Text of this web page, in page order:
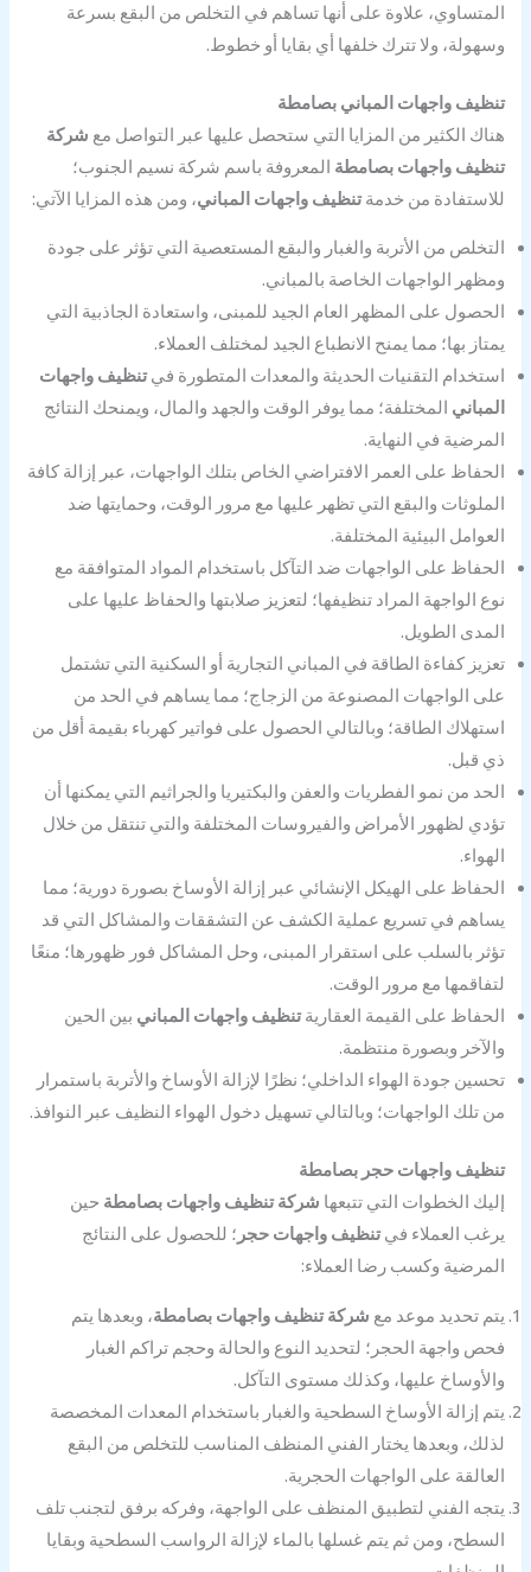
المتساوي، علاوة على أنها تساهم في التخلص من البقع بسرعة
وسهولة، ولا تترك خلفها أي بقايا أو خطوط.
تنظيف واجهات المباني بصامطة
هناك الكثير من المزايا التي ستحصل عليها عبر التواصل مع شركة
تنظيف واجهات بصامطة المعروفة باسم شركة نسيم الجنوب؛
للاستفادة من خدمةتنظيف واجهات المباني، ومن هذه المزايا الآتي:
التخلص من الأتربة والغبار والبقع المستعصية التي تؤثر على جودة
ومظهر الواجهات الخاصة بالمباني.
الحصول على المظهر العام الجيد للمبنى، واستعادة الجاذبية التي
يمتاز بها؛ مما يمنح الانطباع الجيد لمختلف العملاء.
استخدام التقنيات الحديثة والمعدات المتطورة فيتنظيف واجهات
المباني المختلفة؛ مما يوفر الوقت والجهد والمال، ويمنحك النتائج
المرضية في النهاية.
الحفاظ على العمر الافتراضي الخاص بتلك الواجهات، عبر إزالة كافة
الملوثات والبقع التي تظهر عليها مع مرور الوقت، وحمايتها ضد
العوامل البيئية المختلفة.
الحفاظ على الواجهات ضد التآكل باستخدام المواد المتوافقة مع
نوع الواجهة المراد تنظيفها؛ لتعزيز صلابتها والحفاظ عليها على
المدى الطويل.
تعزيز كفاءة الطاقة في المباني التجارية أو السكنية التي تشتمل
على الواجهات المصنوعة من الزجاج؛ مما يساهم في الحد من
استهلاك الطاقة؛ وبالتالي الحصول على فواتير كهرباء بقيمة أقل من
ذي قبل.
الحد من نمو الفطريات والعفن والبكتيريا والجراثيم التي يمكنها أن
تؤدي لظهور الأمراض والفيروسات المختلفة والتي تنتقل من خلال
الهواء.
الحفاظ على الهيكل الإنشائي عبر إزالة الأوساخ بصورة دورية؛ مما
يساهم في تسريع عملية الكشف عن التشققات والمشاكل التي قد
تؤثر بالسلب على استقرار المبنى، وحل المشاكل فور ظهورها؛ منعًا
لتفاقمها مع مرور الوقت.
الحفاظ على القيمة العقاريةتنظيف واجهات المباني بين الحين
والآخر وبصورة منتظمة.
تحسين جودة الهواء الداخلي؛ نظرًا لإزالة الأوساخ والأتربة باستمرار
من تلك الواجهات؛ وبالتالي تسهيل دخول الهواء النظيف عبر النوافذ.
تنظيف واجهات حجر بصامطة
إليك الخطوات التي تتبعها شركة تنظيف واجهات بصامطة حين
يرغب العملاء فيتنظيف واجهات حجر ؛ للحصول على النتائج
المرضية وكسب رضا العملاء:
يتم تحديد موعد مع شركة تنظيف واجهات بصامطة، وبعدها يتم
فحص واجهة الحجر؛ لتحديد النوع والحالة وحجم تراكم الغبار
والأوساخ عليها، وكذلك مستوى التآكل.
يتم إزالة الأوساخ السطحية والغبار باستخدام المعدات المخصصة
لذلك، وبعدها يختار الفني المنظف المناسب للتخلص من البقع
العالقة على الواجهات الحجرية.
يتجه الفني لتطبيق المنظف على الواجهة، وفركه برفق لتجنب تلف
السطح، ومن ثم يتم غسلها بالماء لإزالة الرواسب السطحية وبقايا